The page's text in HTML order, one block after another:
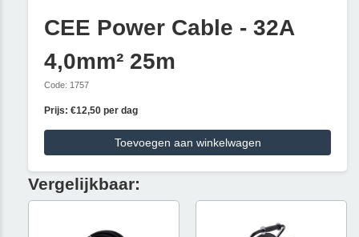
CEE Power Cable - 32A
4,0mm² 25m
Code: 1757
Prijs: €12,50 per dag
Toevoegen aan winkelwagen
Vergelijkbaar: